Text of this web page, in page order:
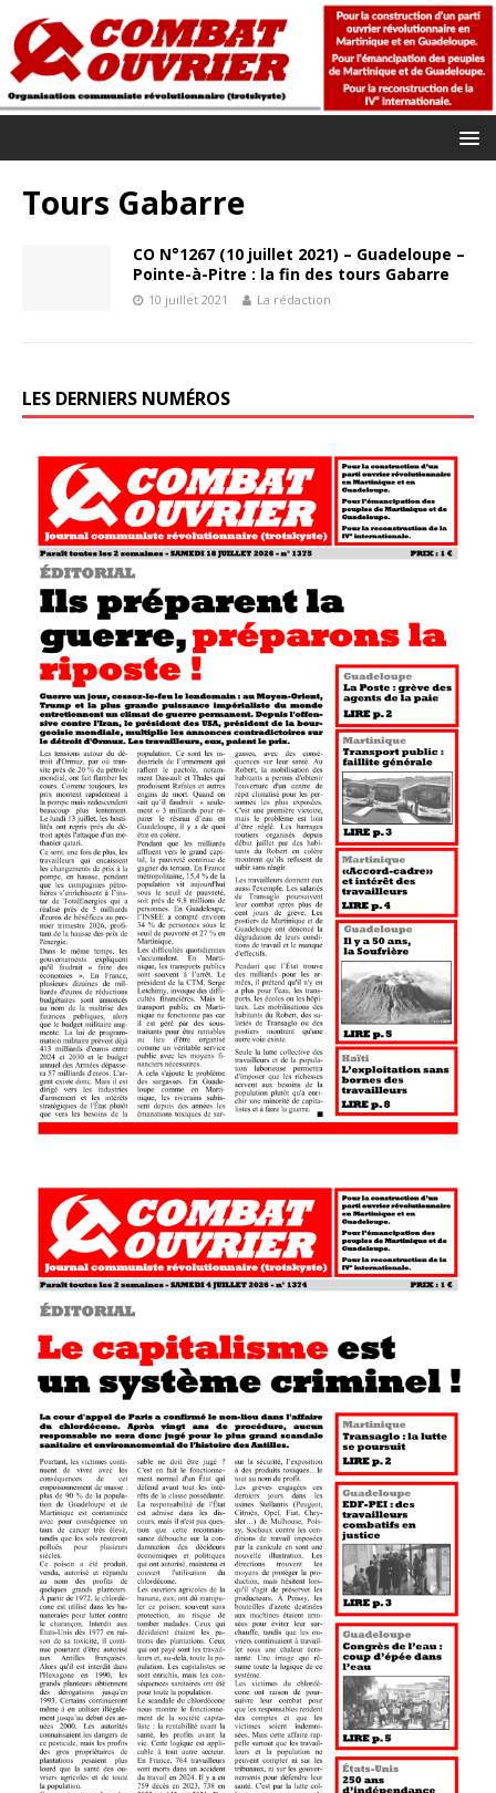
Tours Gabarre
CO N°1267 (10 juillet 2021) – Guadeloupe –
Pointe-à-Pitre : la fin des tours Gabarre
10 juillet 2021 La rédaction
LES DERNIERS NUMÉROS